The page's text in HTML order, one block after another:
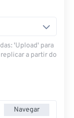
'Upload' para
a partir do
Navegar